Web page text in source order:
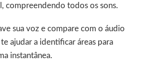
compreendendo todos os sons.
sua voz e compare com o áudio
ajudar a identificar áreas para
instantânea.